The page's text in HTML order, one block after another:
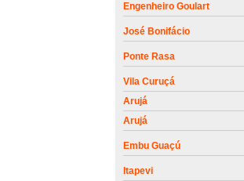
Engenheiro Goulart
José Bonifácio
Ponte Rasa
Vila Curuçá
Arujá
Arujá
Embu Guaçú
Itapevi